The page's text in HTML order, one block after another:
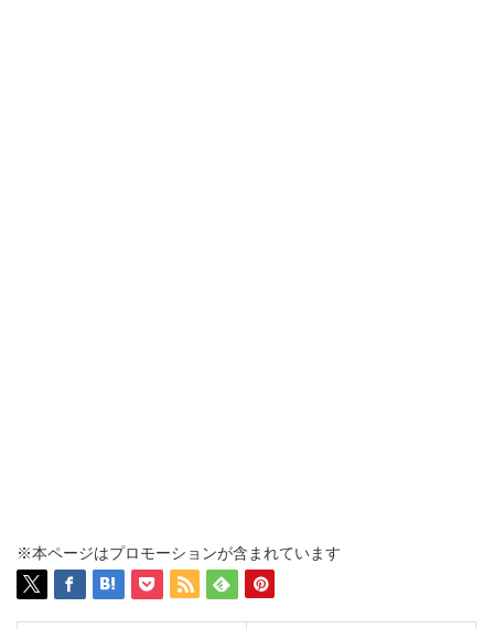
※本ページはプロモーションが含まれています